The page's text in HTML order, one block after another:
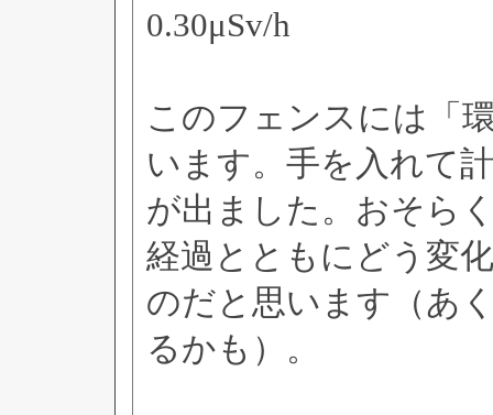
0.30μSv/h
このフェンスには「
います。手を入れて
が出ました。おそら
経過とともにどう変
のだと思います（あ
るかも）。